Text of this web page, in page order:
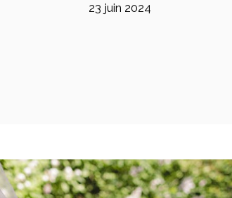
23 juin 2024